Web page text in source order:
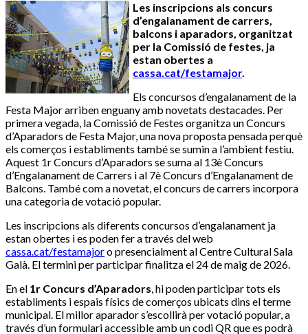
Les inscripcions als concurs
d’engalanament de carrers,
balcons i aparadors, organitzat
per la Comissió de festes, ja
estan obertes a
cassa.cat/festamajor.
Els concursos d’engalanament de la
Festa Major arriben enguany amb novetats destacades. Per
primera vegada, la Comissió de Festes organitza un Concurs
d’Aparadors de Festa Major, una nova proposta pensada perquè
els comerços i establiments també se sumin a l’ambient festiu.
Aquest 1r Concurs d’Aparadors se suma al 13è Concurs
d’Engalanament de Carrers i al 7è Concurs d’Engalanament de
Balcons. També com a novetat, el concurs de carrers incorpora
una categoria de votació popular.
Les inscripcions als diferents concursos d’engalanament ja
estan obertes i es poden fer a través del web
cassa.cat/festamajoro presencialment al Centre Cultural Sala
Galà. El termini per participar finalitza el 24 de maig de 2026.
En el 1r Concurs d’Aparadors, hi poden participar tots els
establiments i espais físics de comerços ubicats dins el terme
municipal. El millor aparador s’escollirà per votació popular, a
través d’un formulari accessible amb un codi QR que es podrà